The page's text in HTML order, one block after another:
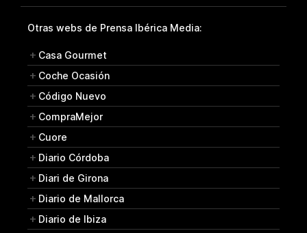
Otras webs de Prensa Ibérica Media:
Casa Gourmet
Coche Ocasión
Código Nuevo
CompraMejor
Cuore
Diario Córdoba
Diari de Girona
Diario de Mallorca
Diario de Ibiza